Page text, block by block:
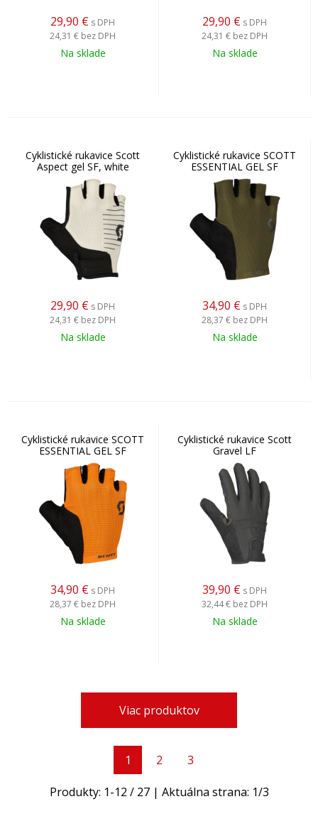
29,90 € s DPH
24,31 € bez DPH
Na sklade
29,90 € s DPH
24,31 € bez DPH
Na sklade
Cyklistické rukavice Scott
Aspect gel SF, white
29,90 € s DPH
24,31 € bez DPH
Na sklade
Cyklistické rukavice SCOTT
ESSENTIAL GEL SF
34,90 € s DPH
28,37 € bez DPH
Na sklade
Cyklistické rukavice SCOTT
ESSENTIAL GEL SF
34,90 € s DPH
28,37 € bez DPH
Na sklade
Cyklistické rukavice Scott
Gravel LF
39,90 € s DPH
32,44 € bez DPH
Na sklade
Viac produktov
1 2 3
Produkty: 1-12 / 27| Aktuálna strana: 1/3